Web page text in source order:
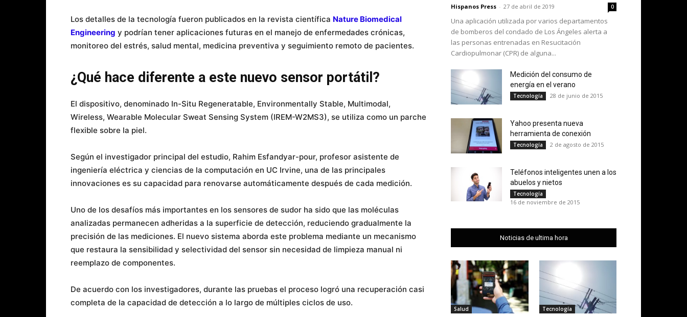
Los detalles de la tecnología fueron publicados en la revista científica Nature Biomedical
Engineering y podrían tener aplicaciones futuras en el manejo de enfermedades crónicas,
monitoreo del estrés, salud mental, medicina preventiva y seguimiento remoto de pacientes.
¿Qué hace diferente a este nuevo sensor portátil?
El dispositivo, denominado In-Situ Regeneratable, Environmentally Stable, Multimodal,
Wireless, Wearable Molecular Sweat Sensing System (IREM-W2MS3), se utiliza como un parche
flexible sobre la piel.
Según el investigador principal del estudio, Rahim Esfandyar-pour, profesor asistente de
ingeniería eléctrica y ciencias de la computación en UC Irvine, una de las principales
innovaciones es su capacidad para renovarse automáticamente después de cada medición.
Uno de los desafíos más importantes en los sensores de sudor ha sido que las moléculas
analizadas permanecen adheridas a la superficie de detección, reduciendo gradualmente la
precisión de las mediciones. El nuevo sistema aborda este problema mediante un mecanismo
que restaura la sensibilidad y selectividad del sensor sin necesidad de limpieza manual ni
reemplazo de componentes.
De acuerdo con los investigadores, durante las pruebas el proceso logró una recuperación casi
completa de la capacidad de detección a lo largo de múltiples ciclos de uso.
Hispanos Press - 27 de abril de 2019 0
Una aplicación utilizada por varios departamentos
de bomberos del condado de Los Ángeles alerta a
las personas entrenadas en Resucitación
Cardiopulmonar (CPR) de alguna...
Medición del consumo de
energía en el verano
Tecnología 28 de junio de 2015
Yahoo presenta nueva
herramienta de conexión
Tecnología 2 de agosto de 2015
Teléfonos inteligentes unen a los
abuelos y nietos
Tecnología
16 de noviembre de 2015
Noticias de ultima hora
Salud Tecnología